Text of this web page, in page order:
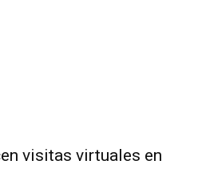
visitas virtuales en